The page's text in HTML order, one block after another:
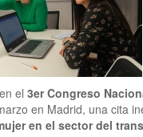
el 3er Congreso
en Madrid, una cita
en el sector del